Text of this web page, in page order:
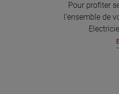
Pour profiter
l’ensemble de